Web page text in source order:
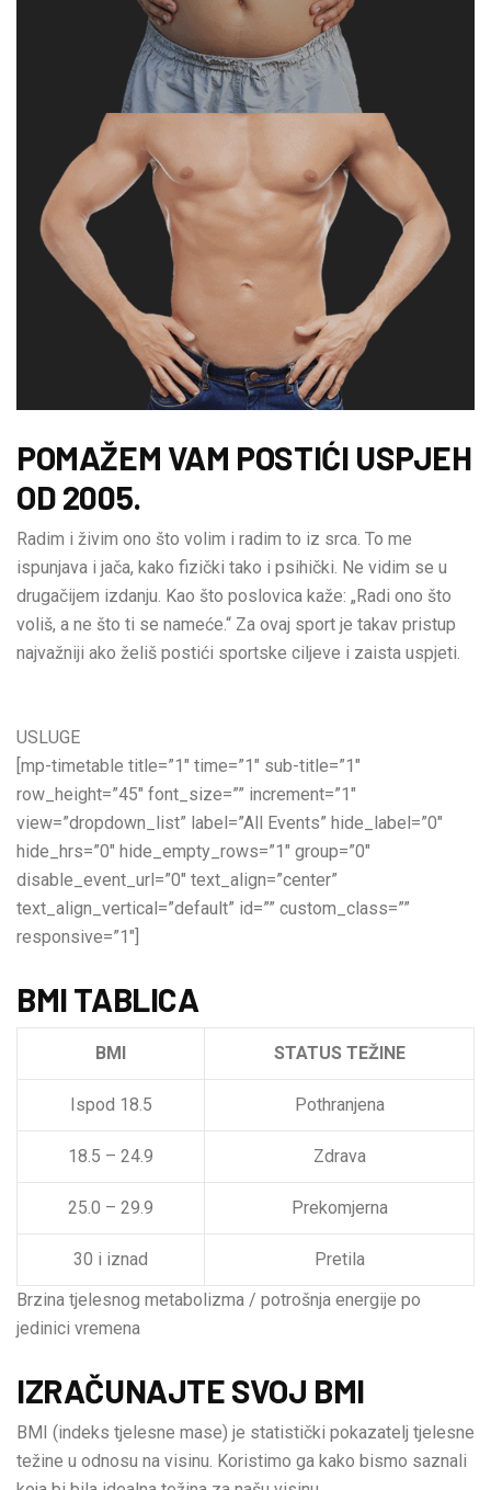
POMAŽEM VAM POSTIĆI USPJEH
OD 2005.
Radim i živim ono što volim i radim to iz srca. To me
ispunjava i jača, kako fizički tako i psihički. Ne vidim se u
drugačijem izdanju. Kao što poslovica kaže: „Radi ono što
voliš, a ne što ti se nameće.“ Za ovaj sport je takav pristup
najvažniji ako želiš postići sportske ciljeve i zaista uspjeti.
USLUGE
[mp-timetable title=”1″ time=”1″ sub-title=”1″
row_height=”45″ font_size=”” increment=”1″
view=”dropdown_list” label=”All Events” hide_label=”0″
hide_hrs=”0″ hide_empty_rows=”1″ group=”0″
disable_event_url=”0″ text_align=”center”
text_align_vertical=”default” id=”” custom_class=””
responsive=”1″]
BMI TABLICA
BMI STATUS TEŽINE
Ispod 18.5 Pothranjena
18.5 – 24.9 Zdrava
25.0 – 29.9 Prekomjerna
30 i iznad
Pretila
Brzina tjelesnog metabolizma / potrošnja energije po
jedinici vremena
IZRAČUNAJTE SVOJ BMI
BMI (indeks tjelesne mase) je statistički pokazatelj tjelesne
težine u odnosu na visinu. Koristimo ga kako bismo saznali